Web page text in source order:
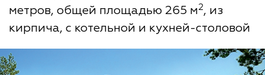
метров, общей площадью 265 м2, из
кирпича, с котельной и кухней-столовой